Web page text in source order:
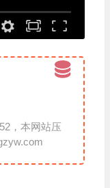
，本网站压